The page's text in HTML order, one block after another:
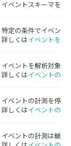
イベントスキーマを
特定の条件でイベント
詳しくはイベントを計
イベントを解析対象に
詳しくはイベントのラ
イベントの計測を停止
詳しくはイベントのラ
イベントの計測は継続